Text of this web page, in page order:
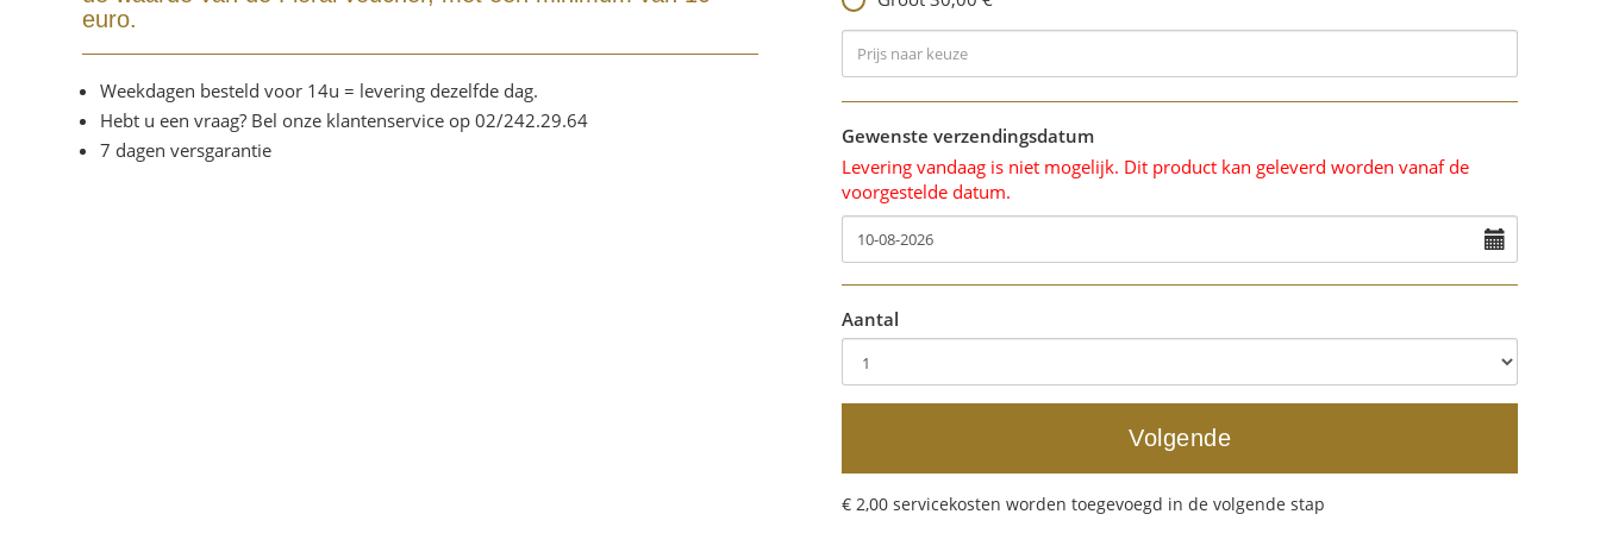
euro.
Weekdagen besteld voor 14u = levering dezelfde dag.
Hebt u een vraag? Bel onze klantenservice op 02/242.29.64
7 dagen versgarantie
Gewenste verzendingsdatum
Levering vandaag is niet mogelijk. Dit product kan geleverd worden vanaf de
voorgestelde datum.
Aantal
Volgende
€ 2,00 servicekosten worden toegevoegd in de volgende stap